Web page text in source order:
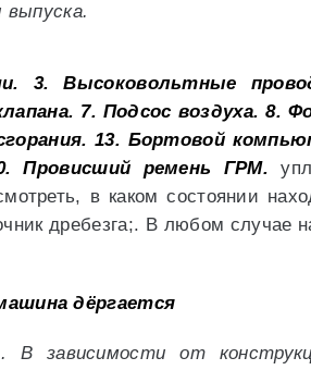
3. Высоковольтные
7. Подсос воздуха. 8.
13. Бортовой
Провисший ремень ГРМ.
в каком состоянии
дребезга;. В любом случае
дёргается
В зависимости от